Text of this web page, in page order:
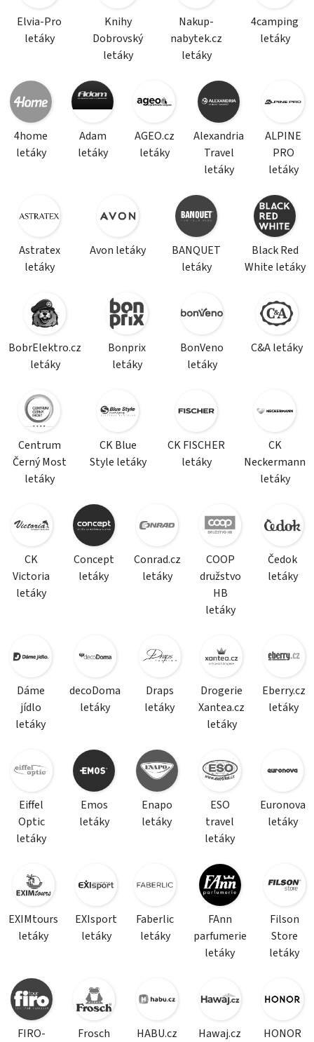
Elvia-Pro
letáky
Knihy
Dobrovský
letáky
Nakup-
nabytek.cz
letáky
4camping
letáky
4home
letáky
Adam
letáky
AGEO.cz
letáky
Alexandria
Travel
letáky
ALPINE
PRO
letáky
Astratex
letáky
Avon letáky
BANQUET
letáky
Black Red
White letáky
BobrElektro.cz
letáky
Bonprix
letáky
BonVeno
letáky
C&A letáky
Centrum
Černý Most
letáky
CK Blue
Style letáky
CK FISCHER
letáky
CK
Neckermann
letáky
CK
Victoria
letáky
Concept
letáky
Conrad.cz
letáky
COOP
družstvo
HB
letáky
Čedok
letáky
Dáme
jídlo
letáky
decoDoma
letáky
Draps
letáky
Drogerie
Xantea.cz
letáky
Eberry.cz
letáky
Eiffel
Optic
letáky
Emos
letáky
Enapo
letáky
ESO
travel
letáky
Euronova
letáky
EXIMtours
letáky
EXIsport
letáky
Faberlic
letáky
FAnn
parfumerie
letáky
Filson
Store
letáky
FIRO-
Frosch
HABU.cz
Hawaj.cz
HONOR